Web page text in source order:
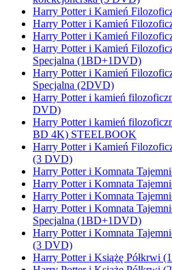
Harry Potter i Kamień
Harry Potter i Kamień
Harry Potter i Kamień
Harry Potter i Kamień
Specjalna (1BD+1DVD)
Harry Potter i Kamień
Specjalna (2DVD)
Harry Potter i kamień
DVD)
Harry Potter i kamień
BD 4K) STEELBOOK
Harry Potter i Kamień
(3 DVD)
Harry Potter i Komnata
Harry Potter i Komnata
Harry Potter i Komnata
Harry Potter i Komnata
Specjalna (1BD+1DVD)
Harry Potter i Komnata
(3 DVD)
Harry Potter i Książę Półkrwi